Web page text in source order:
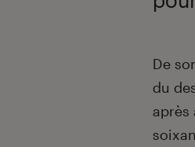
De
du
après